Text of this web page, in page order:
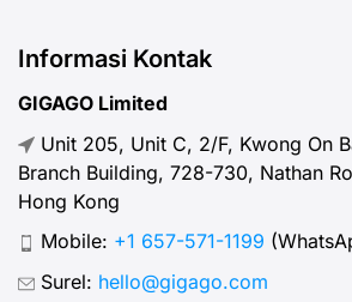
Informasi Kontak
GIGAGO Limited
Unit 205, Unit C, 2/F, Kwong On
Branch Building, 728-730, Nathan
Hong Kong
Mobile: +1 657-571-1199
Surel: hello@gigago.com